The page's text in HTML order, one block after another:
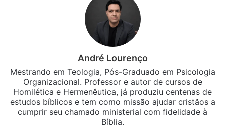
André Lourenço
Mestrando em Teologia, Pós-Graduado em Psicologia
Organizacional. Professor e autor de cursos de
Homilética e Hermenêutica, já produziu centenas de
estudos bíblicos e tem como missão ajudar cristãos a
cumprir seu chamado ministerial com fidelidade à
Bíblia.